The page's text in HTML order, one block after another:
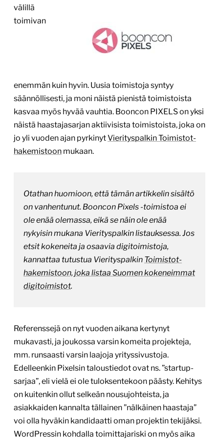
välillä
toimivan
enemmän kuin hyvin. Uusia toimistoja syntyy
säännöllisesti, ja moni näistä pienistä toimistoista
kasvaa myös hyvää vauhtia. Booncon PIXELS on yksi
näistä haastajasarjan aktiivisista toimistoista, joka on
jo yli vuoden ajan pyrkinytVierityspalkin Toimistot-
hakemistoon mukaan.
Otathan huomioon, että tämän artikkelin sisältö
on vanhentunut. Booncon Pixels -toimistoa ei
ole enää olemassa, eikä se näin ole enää
nykyisin mukana Vierityspalkin listauksessa. Jos
etsit kokeneita ja osaavia digitoimistoja,
kannattaa tutustua Vierityspalkin Toimistot-
hakemistoon, joka listaa Suomen kokeneimmat
digitoimistot.
Referenssejä on nyt vuoden aikana kertynyt
mukavasti, ja joukossa varsin komeita projekteja,
mm. runsaasti varsin laajoja yrityssivustoja.
Edelleenkin Pixelsin taloustiedot ovat ns. ”startup-
sarjaa”, eli vielä ei ole tuloksentekoon päästy. Kehitys
on kuitenkin ollut selkeän nousujohteista, ja
asiakkaiden kannalta tällainen ”nälkäinen haastaja”
voi olla hyväkin kandidaatti oman projektin tekijäksi.
WordPressin kohdalla toimittajariski on myös aika